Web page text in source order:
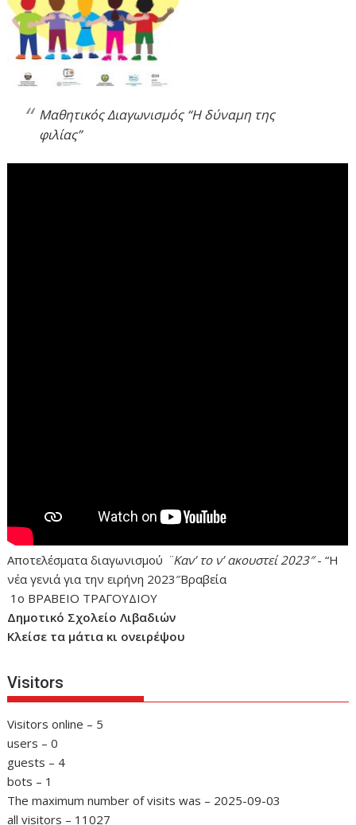
Μαθητικός Διαγωνισμός “Η δύναμη της
φιλίας”
Αποτελέσματα διαγωνισμού ¨Καν’ το ν’ ακουστεί 2023″- “Η
νέα γενιά για την ειρήνη 2023″Βραβεία
1ο ΒΡΑΒΕΙΟ ΤΡΑΓΟΥΔΙΟΥ
Δημοτικό Σχολείο Λιβαδιών
Κλείσε τα μάτια κι ονειρέψου
Visitors
Visitors online – 5
users – 0
guests – 4
bots – 1
The maximum number of visits was – 2025-09-03
all visitors – 11027